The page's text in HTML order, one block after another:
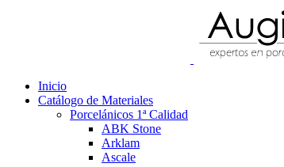
Inicio
Catálogo de Materiales
Porcelánicos 1ª Calidad
ABK Stone
Arklam
Ascale